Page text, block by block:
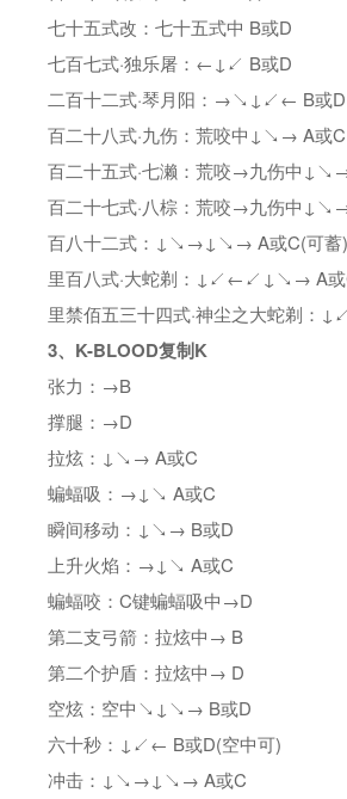
七十五式改：七十五式中 B或D
七百七式·独乐屠：←↓↙ B或D
二百十二式·琴月阳：→↘↓↙← B或D
百二十八式·九伤：荒咬中↓↘→ A或C
百二十五式·七濑：荒咬→九伤中
百二十七式·八棕：荒咬→九伤中
百八十二式：↓↘→↓↘→ A或C(可蓄)
里百八式·大蛇剃：↓↙←↙↓↘→ A或
里禁佰五三十四式·神尘之大蛇剃
3、K-BLOOD复制K
张力：→B
撑腿：→D
拉炫：↓↘→ A或C
蝙蝠吸：→↓↘ A或C
瞬间移动：↓↘→ B或D
上升火焰：→↓↘ A或C
蝙蝠咬：C键蝙蝠吸中→D
第二支弓箭：拉炫中→ B
第二个护盾：拉炫中→ D
空炫：空中↘↓↘→ B或D
六十秒：↓↙← B或D(空中可)
冲击：↓↘→↓↘→ A或C